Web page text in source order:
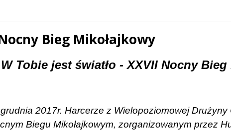
Bieg Mikołajkowy
W Tobie jest światło - XXVII Nocny Bieg
2017r. Harcerze z Wielopoziomowej Drużyny
Biegu Mikołajkowym, zorganizowanym przez